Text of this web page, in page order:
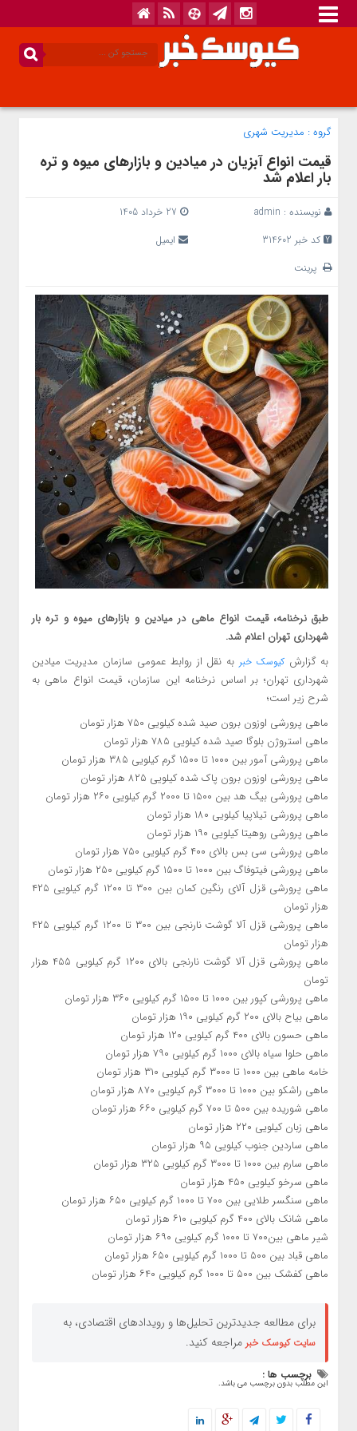
گروه : مدیریت شهری
قیمت انواع آبزیان در میادین و بازارهای میوه و تره
بار اعلام شد
نویسنده : admin
کد خبر 314602
ایمیل
پرینت
طبق نرخنامه، قیمت انواع ماهی در میادین و بازارهای میوه و تره بار
شهرداری تهران اعلام شد.
به گزارش کیوسک خبر به نقل از روابط عمومی سازمان مدیریت میادین
شهرداری تهران؛ بر اساس نرخنامه این سازمان، قیمت انواع ماهی به
شرح زیر است؛
ماهی پرورشی اوزون برون صید شده کیلویی ۷۵۰ هزار تومان
ماهی استروژن بلوگا صید شده کیلویی ۷۸۵ هزار تومان
ماهی پرورشی آمور بین ۱۰۰۰ تا ۱۵۰۰ گرم کیلویی ۳۸۵ هزار تومان
ماهی پرورشی اوزون برون پاک شده کیلویی ۸۲۵ هزار تومان
ماهی پرورشی بیگ هد بین ۱۵۰۰ تا ۲۰۰۰ گرم کیلویی ۲۶۰ هزار تومان
ماهی پرورشی تیلاپیا کیلویی ۱۸۰ هزار تومان
ماهی پرورشی روهیتا کیلویی ۱۹۰ هزار تومان
ماهی پرورشی سی بس بالای ۴۰۰ گرم کیلویی ۷۵۰ هزار تومان
ماهی پرورشی فیتوفاگ بین ۱۰۰۰ تا ۱۵۰۰ گرم کیلویی ۲۵۰ هزار تومان
ماهی پرورشی قزل آلای رنگین کمان بین ۳۰۰ تا ۱۲۰۰ گرم کیلویی ۴۲۵
هزار تومان
ماهی پرورشی قزل آلا گوشت نارنجی بین ۳۰۰ تا ۱۲۰۰ گرم کیلویی ۴۲۵
هزار تومان
ماهی پرورشی قزل آلا گوشت نارنجی بالای ۱۲۰۰ گرم کیلویی ۴۵۵ هزار
تومان
ماهی پرورشی کپور بین ۱۰۰۰ تا ۱۵۰۰ گرم کیلویی ۳۶۰ هزار تومان
ماهی بیاح بالای ۲۰۰ گرم کیلویی ۱۹۰ هزار تومان
ماهی حسون بالای ۴۰۰ گرم کیلویی ۱۲۰ هزار تومان
ماهی حلوا سیاه بالای ۱۰۰۰ گرم کیلویی ۷۹۰ هزار تومان
خامه ماهی بین ۱۰۰۰ تا ۳۰۰۰ گرم کیلویی ۳۱۰ هزار تومان
ماهی راشکو بین ۱۰۰۰ تا ۳۰۰۰ گرم کیلویی ۸۷۰ هزار تومان
ماهی شوریده بین ۵۰۰ تا ۷۰۰ گرم کیلویی ۶۶۰ هزار تومان
ماهی زبان کیلویی ۲۲۰ هزار تومان
ماهی ساردین جنوب کیلویی ۹۵ هزار تومان
ماهی سارم بین ۱۰۰۰ تا ۳۰۰۰ گرم کیلویی ۳۲۵ هزار تومان
ماهی سرخو کیلویی ۴۵۰ هزار تومان
ماهی سنگسر طلایی بین ۷۰۰ تا ۱۰۰۰ گرم کیلویی ۶۵۰ هزار تومان
ماهی شانک بالای ۴۰۰ گرم کیلویی ۶۱۰ هزار تومان
شیر ماهی بین۷۰۰ تا ۱۰۰۰ گرم کیلویی ۶۹۰ هزار تومان
ماهی قباد بین ۵۰۰ تا ۱۰۰۰ گرم کیلویی ۶۵۰ هزار تومان
ماهی کفشک بین ۵۰۰ تا ۱۰۰۰ گرم کیلویی ۶۴۰ هزار تومان
برای مطالعه جدیدترین تحلیل‌ها و رویدادهای اقتصادی، به
سایت کیوسک خبرمراجعه کنید.
برچسب ها :
این مطلب بدون برچسب می باشد.